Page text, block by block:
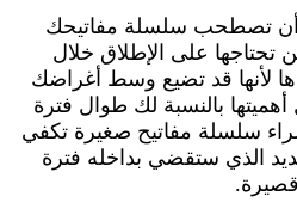
أن تصطحب سلسلة مفاتيحك
تحتاجها على الإطلاق خلال
لأنها قد تضيع وسط أغراضك
بالنسبة لك طوال فترة
سلسلة مفاتيح صغيرة تكفي
الذي ستقضي بداخله فترة
قصيرة.